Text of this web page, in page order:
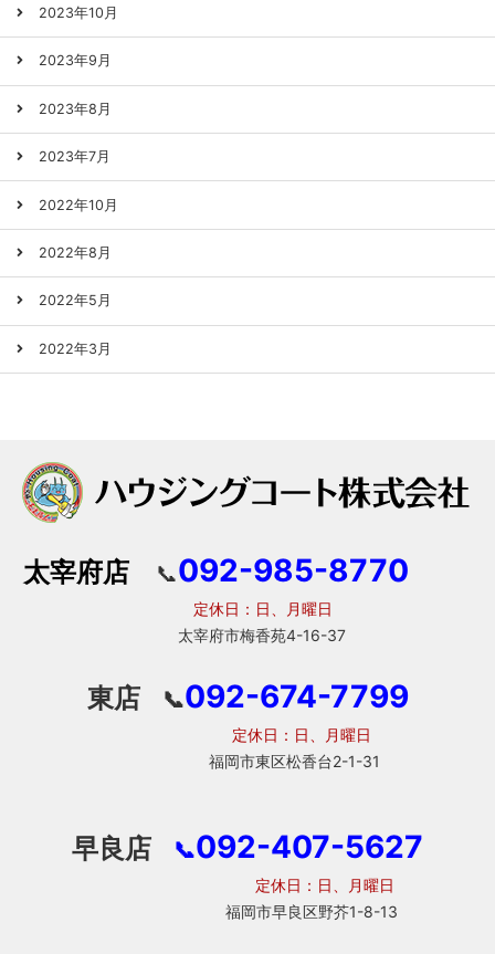
2023年10月
2023年9月
2023年8月
2023年7月
2022年10月
2022年8月
2022年5月
2022年3月
太宰府店 📞092-985-8770
定休日：日、月曜日
太宰府市梅香苑4-16-37
東店 📞092-674-7799
定休日：日、月曜日
福岡市東区松香台2-1-31
早良店 📞092-407-5627
定休日：日、月曜日
福岡市早良区野芥1-8-13